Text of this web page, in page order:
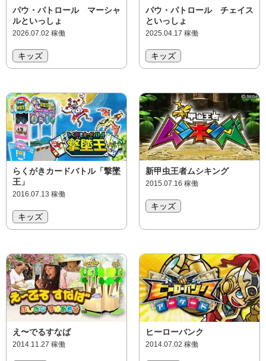
パウ・パトロール マーシャ
ルといっしょ
2026.07.02 稼働
キッズ
パウ・パトロール チェイス
といっしょ
2025.04.17 稼働
キッズ
らくがきカードバトル「撃墜
王」
2016.07.13 稼働
キッズ
新甲虫王者ムシキング
2015.07.16 稼働
キッズ
え〜でるすなば
2014.11.27 稼働
ヒーローバンク
2014.07.02 稼働